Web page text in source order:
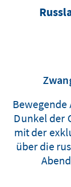
Dunkel der
mit der
über die